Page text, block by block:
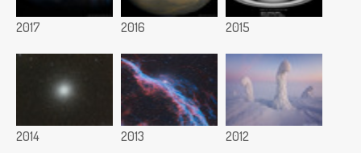
2017 2016 2015
2014 2013 2012